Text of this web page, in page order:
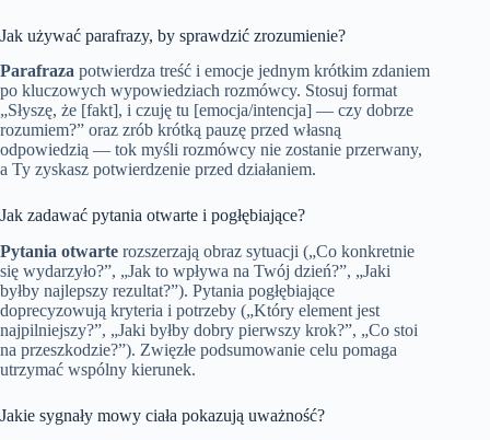
Jak używać parafrazy, by sprawdzić zrozumienie?
Parafraza potwierdza treść i emocje jednym krótkim zdaniem
po kluczowych wypowiedziach rozmówcy. Stosuj format
„Słyszę, że [fakt], i czuję tu [emocja/intencja] — czy dobrze
rozumiem?” oraz zrób krótką pauzę przed własną
odpowiedzią — tok myśli rozmówcy nie zostanie przerwany,
a Ty zyskasz potwierdzenie przed działaniem.
Jak zadawać pytania otwarte i pogłębiające?
Pytania otwarte rozszerzają obraz sytuacji („Co konkretnie
się wydarzyło?”, „Jak to wpływa na Twój dzień?”, „Jaki
byłby najlepszy rezultat?”). Pytania pogłębiające
doprecyzowują kryteria i potrzeby („Który element jest
najpilniejszy?”, „Jaki byłby dobry pierwszy krok?”, „Co stoi
na przeszkodzie?”). Zwięzłe podsumowanie celu pomaga
utrzymać wspólny kierunek.
Jakie sygnały mowy ciała pokazują uważność?